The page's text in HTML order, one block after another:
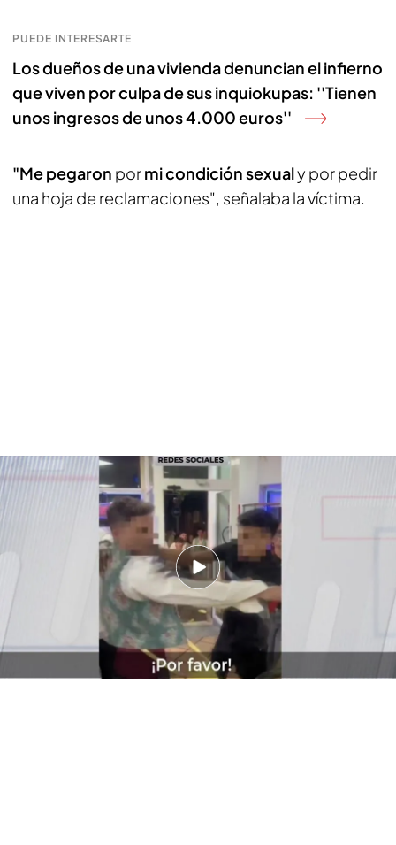
PUEDE INTERESARTE
Los dueños de una vivienda denuncian el infierno
que viven por culpa de sus inquiokupas: ''Tienen
unos ingresos de unos 4.000 euros''
"Me pegaron pormi condición sexualy por pedir
una hoja de reclamaciones", señalaba la víctima.
Salvajes imágenes de una agresión homófoba en un kebab y la reacción
de Nacho Abad: "Lo lamento mucho"